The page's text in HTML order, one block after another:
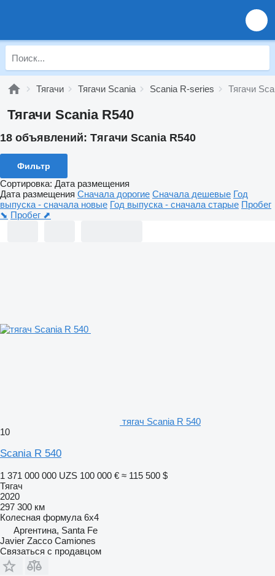
Тягачи Тягачи Scania Scania R-series Тягачи
Тягачи Scania R540
18 объявлений: Тягачи Scania R540
Фильтр
Сортировка: Дата размещения
Дата размещения Сначала дорогие Сначала дешевые Год
выпуска - сначала новые Год выпуска - сначала старые Пробег
⬊ Пробег ⬈
тягач Scania R 540
10
Scania R 540
1 371 000 000 UZS 100 000 € ≈ 115 500 $
Тягач
2020
297 300 км
Колесная формула 6x4
Аргентина, Santa Fe
Javier Zacco Camiones
Связаться с продавцом